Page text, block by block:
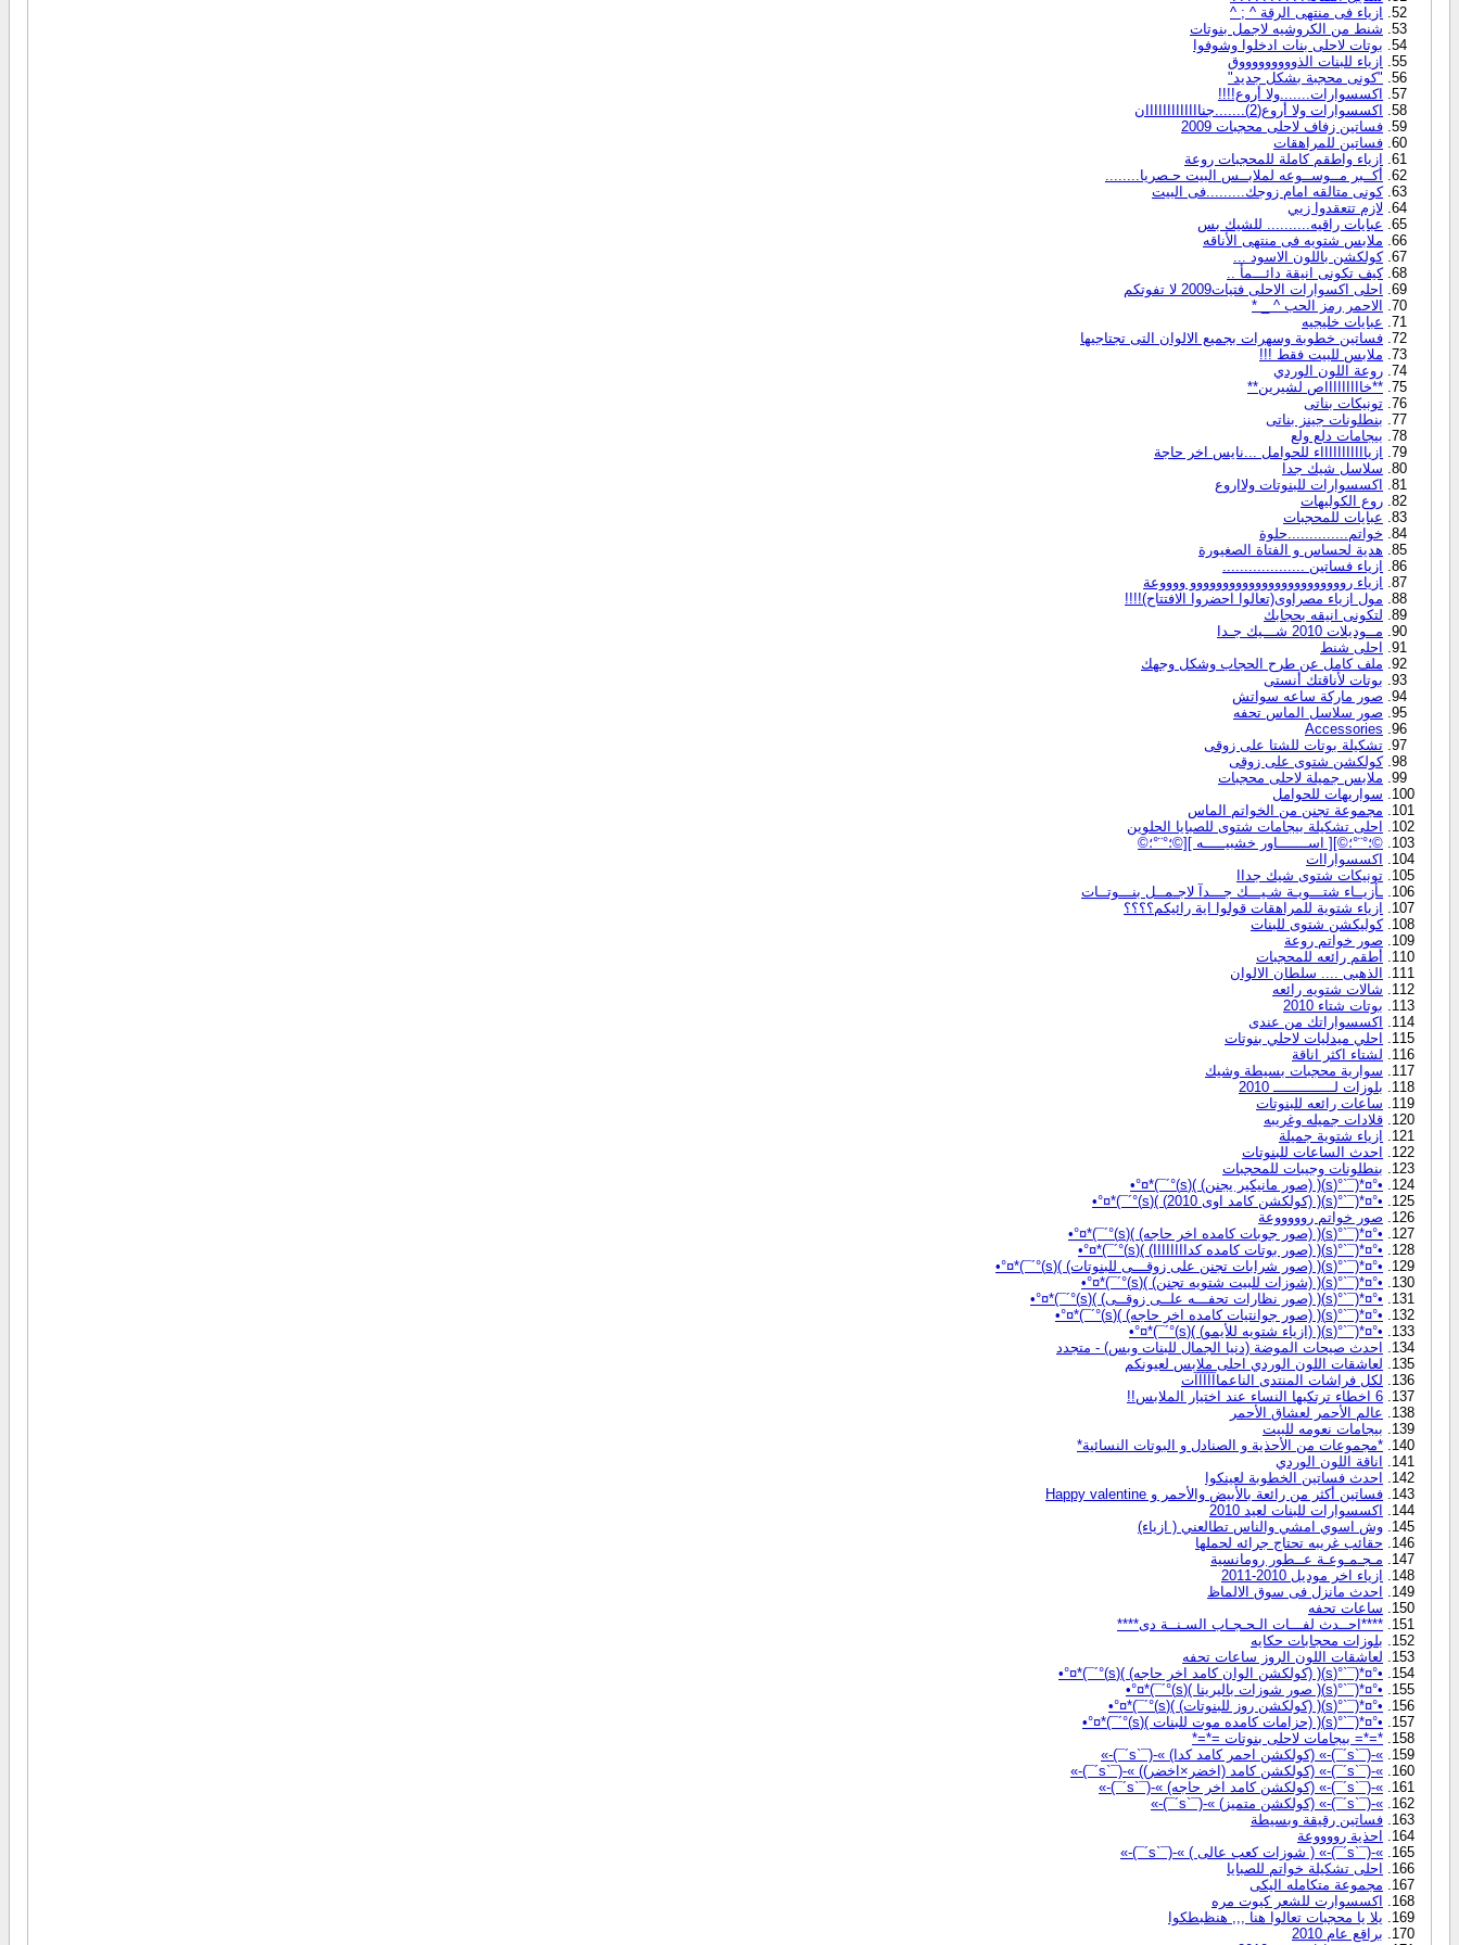
ازياء فى منتهى الرقة ^ ; ^
شنط من الكروشيه لاجمل بنوتات
بوتات لاحلى بنات ادخلوا وشوفوا
ازياء للبنات الذوووووووووق
"كونى محجبة بشكل جديد"
اكسسوارات.......ولا أروع!!!!
اكسسوارات ولا أروع(2).......جنااااااااااااان
فساتين زفاف لاحلى محجبات 2009
فساتين للمراهقات
ازياء واطقم كاملة للمحجبات روعة
أكــبر مــوســوعه لملابــس البيت حـصريا........
كونى متالقه امام زوجك.........فى البيت
لازم تتعقدوا زيي
عبايات راقيه.......... للشيك بس
ملابس شتويه فى منتهى الأناقه
كولكشن باللون الاسود ...
كيف تكونى انيقة دائـــمأ ..
احلى اكسوارات الاحلى فتيات2009 لا تفوتكم
الاحمر رمز الحب ^ _ *
عبايات خليجيه
فساتين خطوبة وسهرات بجميع الالوان التى تجتاجيها
ملابس للبيت فقط !!!
روعة اللون الوردي
**خاااااااااص لشيرين**
تونيكات بناتى
بنطلونات جينز بناتى
بيجامات دلع ولع
ازياااااااااااء للحوامل ...نايس اخر حاجة
سلاسل شيك جدا
اكسسوارات للبنوتات ولااروع
روع الكوليهات
عبايات للمحجبات
خواتم..............حلوة
هدية لحساس و الفتاة الصغيورة
ازياء فساتين ...................
ازياء روووووووووووووووووووووووو ووووعة
مول ازياء مصراوى(تعالوا احضروا الافتتاح)!!!!
لتكونى انيقه بحجابك
مــوديلات 2010 شـــيك جـدا
احلى شنط
ملف كامل عن طرح الحجاب وشكل وجهك
بوتات لأناقتك أنستى
صور ماركة ساعه سواتش
صور سلاسل الماس تحفه
Accessories
تشكيلة بوتات للشتا على زوقى
كولكشن شتوى على زوقى
ملابس جميلة لاحلى محجبات
سواريهات للحوامل
مجموعة تجنن من الخواتم الماس
احلى تشكيلة بيجامات شتوى للصبايا الحلوين
©؛°¨°؛©][ اســـــــاور خشبيـــــه ][©؛°¨°؛©
اكسسواراات
تونيكات شتوى شيك جداا
ـأزيــاء شتـــويـة شـيـــك جـــدآ لاجـمــل بنـــوتــات
ازياء شتوية للمراهقات قولوا اية رائيكم؟؟؟؟
كوليكشن شتوى للبنات
صور خواتم روعة
أطقم رائعه للمحجبات
الذهبى .... سلطان الالوان
شالات شتويه رائعه
بوتات شتاء 2010
اكسسواراتك من عندى
احلي ميدليات لاحلي بنوتات
لشتاء اكثر اناقة
سوارية محجبات بسيطة وشيك
بلوزات لــــــــــــــ 2010
ساعات رائعه للبنوتات
قلادات جميله وغريبه
ازياء شتوية جميلة
احدث الساعات للبنوتات
بنطلونات وجيبات للمحجبات
•°¤*(¯`°(s)( (صور مانيكير يجنن) )(s)°´¯)*¤°•
•°¤*(¯`°(s)( (كولكشن كامد اوى 2010) )(s)°´¯)*¤°•
صور خواتم روووووعة
•°¤*(¯`°(s)( (صور جوبات كامده اخر حاجه) )(s)°´¯)*¤°•
•°¤*(¯`°(s)( (صور بوتات كامده كداااااااا) )(s)°´¯)*¤°•
•°¤*(¯`°(s)( (صور شرابات تجنن على زوقـــى للبنوتات) )(s)°´¯)*¤°•
•°¤*(¯`°(s)( (شوزات للبيت شتويه تجنن) )(s)°´¯)*¤°•
•°¤*(¯`°(s)( (صور نظارات تحفـــه علــى زوقــى) )(s)°´¯)*¤°•
•°¤*(¯`°(s)( (صور جوانتيات كامده اخر حاجه) )(s)°´¯)*¤°•
•°¤*(¯`°(s)( (ازياء شتويه للأيمو) )(s)°´¯)*¤°•
احدث صيحات الموضة (دنيا الجمال للبنات وبس) - متجدد
لعاشقات اللون الوردي احلى ملابس لعيونكم
لكل فراشات المنتدى الناعماآآآآآت
6 اخطاء ترتكبها النساء عند اختيار الملابس!!
عالم الأحمر لعشاق الأحمر
بيجامات نعومه للبيت
*مجموعات من الأحذية و الصنادل و البوتات النسائية*
اناقة اللون الوردي
احدث فساتين الخطوبة لعينكوا
فساتين أكثر من رائعة بالأبيض والأحمر و Happy valentine
اكسسوارات للبنات لعيد 2010
وش اسوي امشي والناس تطالعني ( ازياء)
حقائب غريبه تحتاج جرائه لحملها
مـجـمـوعـة عــطور رومانسية
ازياء اخر موديل 2010-2011
احدث مانزل فى سوق الالماظ
ساعات تحفه
****احــدث لفـــات الـحـجـاب السـنــة دى****
بلوزات محجابات حكايه
لعاشقات اللون الروز ساعات تحفه
•°¤*(¯`°(s)( (كولكشن الوان كامد اخر حاجه) )(s)°´¯)*¤°•
•°¤*(¯`°(s)( صور شوزات باليرينا )(s)°´¯)*¤°•
•°¤*(¯`°(s)( (كولكشن روز للبنوتات) )(s)°´¯)*¤°•
•°¤*(¯`°(s)( (حزامات كامده موت للبنات )(s)°´¯)*¤°•
*=*= بيجامات لاحلى بنوتات =*=*
»-(¯`s´¯)-» (كولكشن احمر كامد كدا) »-(¯`s´¯)-»
»-(¯`s´¯)-» (كولكشن كامد (اخضر×اخضر)) »-(¯`s´¯)-»
»-(¯`s´¯)-» (كولكشن كامد اخر حاجه) »-(¯`s´¯)-»
»-(¯`s´¯)-» (كولكشن متميز) »-(¯`s´¯)-»
فساتين رقيقة وبسيطة
احذية رووووعة
»-(¯`s´¯)-» ( شوزات كعب عالى ) »-(¯`s´¯)-»
احلى تشكيلة خواتم للصبايا
مجموعة متكامله اليكى
اكسسوارت للشعر كيوت مره
يلا يا محجبات تعالوا هنا ,,, هنظبطكوا
براقع عام 2010